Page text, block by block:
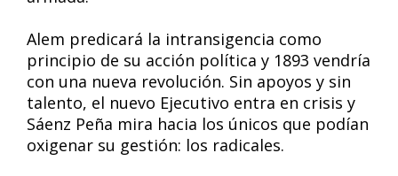
Alem predicará la intransigencia como
principio de su acción política y 1893 vendría
con una nueva revolución. Sin apoyos y sin
talento, el nuevo Ejecutivo entra en crisis y
Sáenz Peña mira hacia los únicos que podían
oxigenar su gestión: los radicales.